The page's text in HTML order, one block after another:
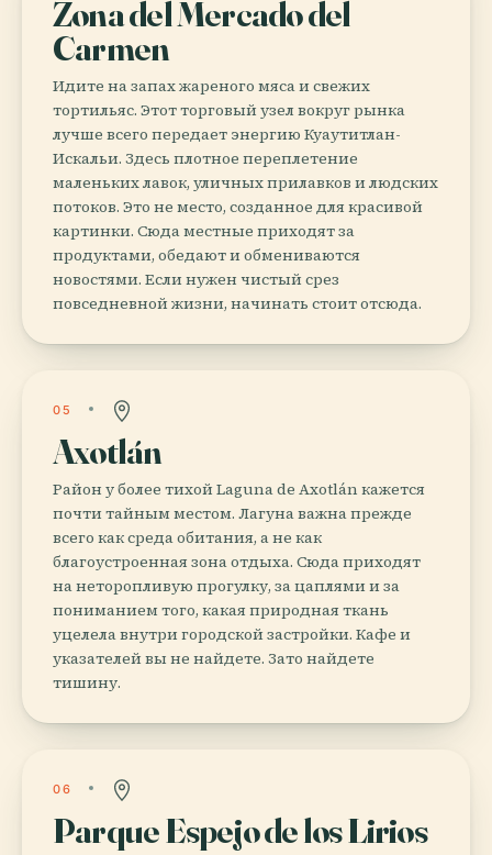
Zona del Mercado del
Carmen
Идите на запах жареного мяса и свежих
тортильяс. Этот торговый узел вокруг рынка
лучше всего передает энергию Куаутитлан-
Искальи. Здесь плотное переплетение
маленьких лавок, уличных прилавков и людских
потоков. Это не место, созданное для красивой
картинки. Сюда местные приходят за
продуктами, обедают и обмениваются
новостями. Если нужен чистый срез
повседневной жизни, начинать стоит отсюда.
05
Axotlán
Район у более тихой Laguna de Axotlán кажется
почти тайным местом. Лагуна важна прежде
всего как среда обитания, а не как
благоустроенная зона отдыха. Сюда приходят
на неторопливую прогулку, за цаплями и за
пониманием того, какая природная ткань
уцелела внутри городской застройки. Кафе и
указателей вы не найдете. Зато найдете
тишину.
06
Parque Espejo de los Lirios